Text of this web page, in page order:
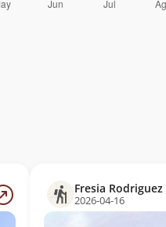
Fresia Rodriguez
2026-04-16